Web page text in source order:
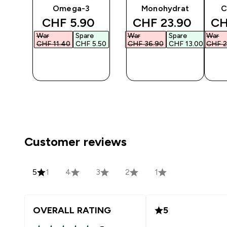
Omega-3
discounted price
CHF 5.90‎
War
CHF 11.40‎
Spare
CHF 5.50‎
Monohydrat
discounted price
CHF 23.90‎
War
CHF 36.90‎
Spare
CHF 13.00‎
War
CHF
Customer reviews
5 1 4 3 2 1
OVERALL RATING 5